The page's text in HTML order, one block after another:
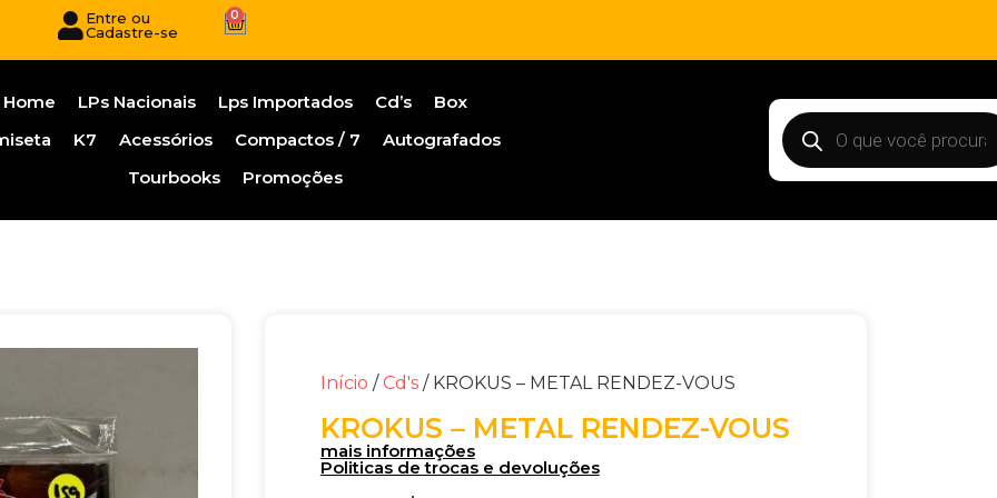
Entre ou
Cadastre-se
0
Home LPs Nacionais Lps Importados Cd’s
Box
K7 Acessórios Compactos / 7
Autografados
Tourbooks
Promoções
Início / Cd's/ KROKUS – METAL RENDEZ-VOUS
KROKUS – METAL RENDEZ-VOUS
mais informações
Politicas de trocas e devoluções